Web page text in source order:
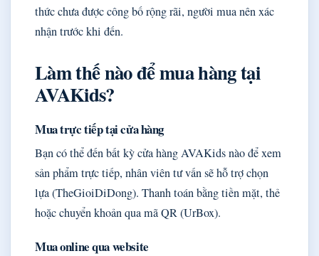
thức chưa được công bố rộng rãi, người mua nên xác
nhận trước khi đến.
Làm thế nào để mua hàng tại
AVAKids?
Mua trực tiếp tại cửa hàng
Bạn có thể đến bất kỳ cửa hàng AVAKids nào để xem
sản phẩm trực tiếp, nhân viên tư vấn sẽ hỗ trợ chọn
lựa (TheGioiDiDong). Thanh toán bằng tiền mặt, thẻ
hoặc chuyển khoản qua mã QR (UrBox).
Mua online qua website